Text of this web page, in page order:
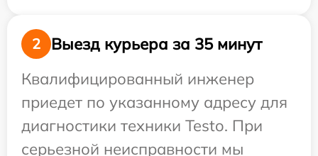
2
Выезд курьера за 35 минут
Квалифицированный инженер
приедет по указанному адресу для
диагностики техники Testo. При
серьезной неисправности мы